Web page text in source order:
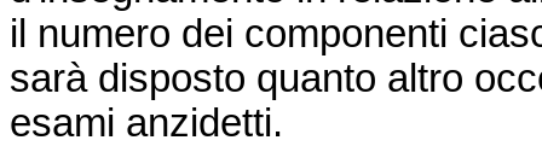
il numero dei componenti
sarà disposto quanto altro
esami anzidetti.